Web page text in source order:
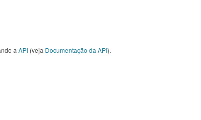
a API (veja Documentação da API).